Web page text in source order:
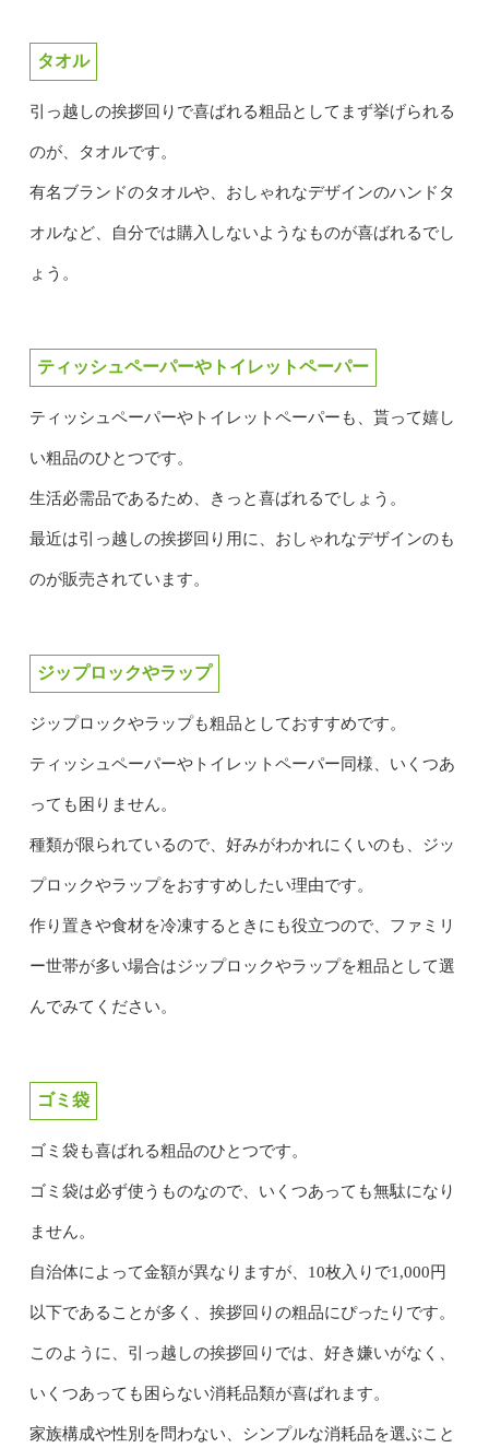
タオル
引っ越しの挨拶回りで喜ばれる粗品としてまず挙げられる
のが、タオルです。
有名ブランドのタオルや、おしゃれなデザインのハンドタ
オルなど、自分では購入しないようなものが喜ばれるでし
ょう。
ティッシュペーパーやトイレットペーパー
ティッシュペーパーやトイレットペーパーも、貰って嬉し
い粗品のひとつです。
生活必需品であるため、きっと喜ばれるでしょう。
最近は引っ越しの挨拶回り用に、おしゃれなデザインのも
のが販売されています。
ジップロックやラップ
ジップロックやラップも粗品としておすすめです。
ティッシュペーパーやトイレットペーパー同様、いくつあ
っても困りません。
種類が限られているので、好みがわかれにくいのも、ジッ
プロックやラップをおすすめしたい理由です。
作り置きや食材を冷凍するときにも役立つので、ファミリ
ー世帯が多い場合はジップロックやラップを粗品として選
んでみてください。
ゴミ袋
ゴミ袋も喜ばれる粗品のひとつです。
ゴミ袋は必ず使うものなので、いくつあっても無駄になり
ません。
自治体によって金額が異なりますが、10枚入りで1,000円
以下であることが多く、挨拶回りの粗品にぴったりです。
このように、引っ越しの挨拶回りでは、好き嫌いがなく、
いくつあっても困らない消耗品類が喜ばれます。
家族構成や性別を問わない、シンプルな消耗品を選ぶこと